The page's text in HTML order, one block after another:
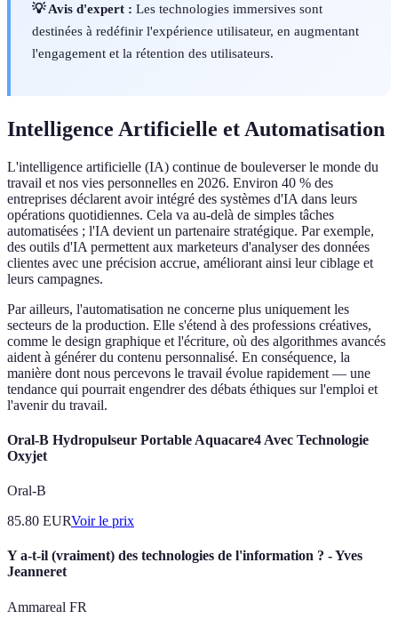
💡 Avis d'expert : Les technologies immersives sont
destinées à redéfinir l'expérience utilisateur, en augmentant
l'engagement et la rétention des utilisateurs.
Intelligence Artificielle et Automatisation
L'intelligence artificielle (IA) continue de bouleverser le monde du
travail et nos vies personnelles en 2026. Environ 40 % des
entreprises déclarent avoir intégré des systèmes d'IA dans leurs
opérations quotidiennes. Cela va au-delà de simples tâches
automatisées ; l'IA devient un partenaire stratégique. Par exemple,
des outils d'IA permettent aux marketeurs d'analyser des données
clientes avec une précision accrue, améliorant ainsi leur ciblage et
leurs campagnes.
Par ailleurs, l'automatisation ne concerne plus uniquement les
secteurs de la production. Elle s'étend à des professions créatives,
comme le design graphique et l'écriture, où des algorithmes avancés
aident à générer du contenu personnalisé. En conséquence, la
manière dont nous percevons le travail évolue rapidement — une
tendance qui pourrait engendrer des débats éthiques sur l'emploi et
l'avenir du travail.
Oral-B Hydropulseur Portable Aquacare4 Avec Technologie
Oxyjet
Oral-B
85.80 EURVoir le prix
Y a-t-il (vraiment) des technologies de l'information ? - Yves
Jeanneret
Ammareal FR